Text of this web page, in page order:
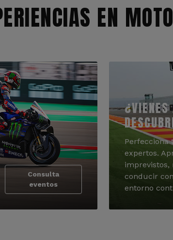
EN
Consulta
eventos
Perfecciona
expertos.
conducir
entorno